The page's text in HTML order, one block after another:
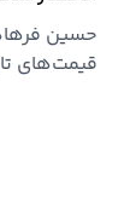
حسین
قیمت‌های